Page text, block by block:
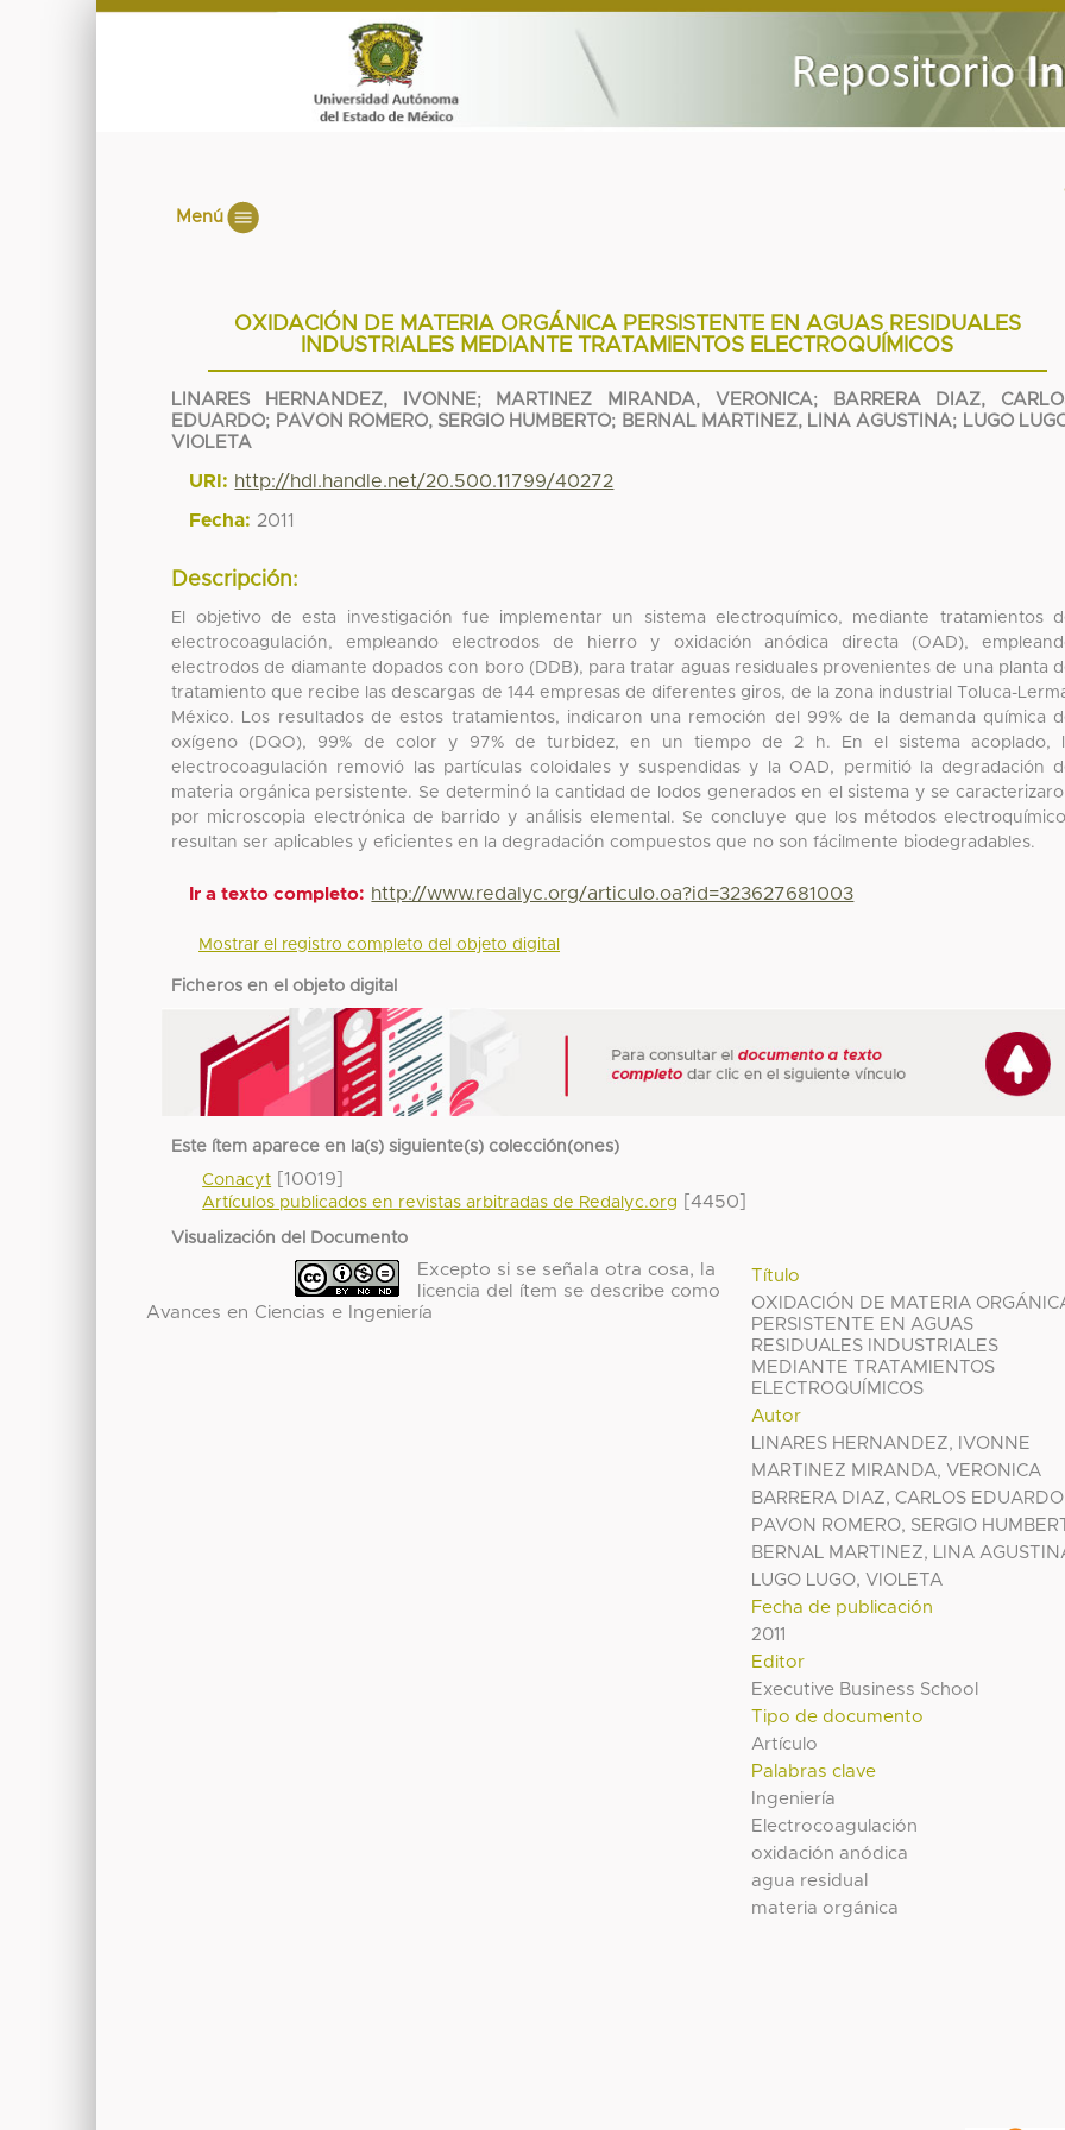
Menú
OXIDACIÓN DE MATERIA ORGÁNICA PERSISTENTE EN AGUAS RESIDUALES
INDUSTRIALES MEDIANTE TRATAMIENTOS ELECTROQUÍMICOS
LINARES HERNANDEZ, IVONNE; MARTINEZ MIRANDA, VERONICA;
BARRERA DIAZ,
EDUARDO; PAVON ROMERO, SERGIO HUMBERTO; BERNAL MARTINEZ, LINA AGUSTINA; LUGO
VIOLETA
URI: http://hdl.handle.net/20.500.11799/40272
Fecha: 2011
Descripción:
El objetivo de esta investigación fue implementar un sistema electroquímico, mediante tratamientos
electrocoagulación, empleando electrodos de hierro y oxidación anódica directa (OAD),
electrodos de diamante dopados con boro (DDB), para tratar aguas residuales provenientes de una planta
tratamiento que recibe las descargas de 144 empresas de diferentes giros, de la zona industrial Toluca-
México. Los resultados de estos tratamientos, indicaron una remoción del 99% de la demanda química
oxígeno (DQO), 99% de color y 97% de turbidez, en un tiempo de 2 h. En el sistema acoplado,
electrocoagulación removió las partículas coloidales y suspendidas y la OAD, permitió la degradación
materia orgánica persistente. Se determinó la cantidad de lodos generados en el sistema y se
por microscopia electrónica de barrido y análisis elemental. Se concluye que los métodos
resultan ser aplicables y eficientes en la degradación compuestos que no son fácilmente biodegradables.
Ir a texto completo: http://www.redalyc.org/articulo.oa?id=323627681003
Mostrar el registro completo del objeto digital
Ficheros en el objeto digital
Este ítem aparece en la(s) siguiente(s) colección(ones)
Conacyt [10019]
Artículos publicados en revistas arbitradas de Redalyc.org [4450]
Visualización del Documento
Título
OXIDACIÓN DE MATERIA
PERSISTENTE EN AGUAS
RESIDUALES INDUSTRIALES
MEDIANTE TRATAMIENTOS
ELECTROQUÍMICOS
Autor
LINARES HERNANDEZ, IVONNE
MARTINEZ MIRANDA, VERONICA
BARRERA DIAZ, CARLOS EDUARDO
PAVON ROMERO, SERGIO
BERNAL MARTINEZ, LINA
LUGO LUGO, VIOLETA
Fecha de publicación
2011
Editor
Executive Business School
Tipo de documento
Artículo
Palabras clave
Ingeniería
Electrocoagulación
oxidación anódica
agua residual
materia orgánica
Excepto si se señala otra cosa, la
licencia del ítem se describe como
Avances en Ciencias e Ingeniería